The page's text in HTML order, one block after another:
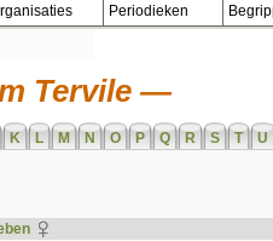
Periodieken
Tervile
K L M N O P Q R S T
U